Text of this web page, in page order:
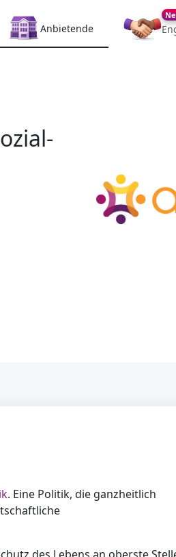
Anbietende
. Eine Politik, die ganzheitlich